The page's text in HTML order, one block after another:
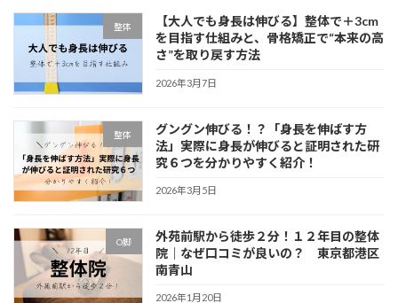
整体
【大人でも身長は伸びる】整体で＋3cm
を目指す仕組みと、骨格矯正で“本来の高
さ”を取り戻す方法
2026年3月7日
整体
グングン伸びる！？「身長を伸ばす方
法」実際に身長が伸びると証明された研
究６つを分かりやすく紹介！
2026年3月5日
O脚
外苑前駅から徒歩２分！１２年目の整体
院｜なぜ口コミが良いの？ 東京都港区
南青山
2026年1月20日